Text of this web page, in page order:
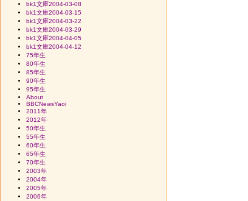
bk1文庫2004-03-08
bk1文庫2004-03-15
bk1文庫2004-03-22
bk1文庫2004-03-29
bk1文庫2004-04-05
bk1文庫2004-04-12
75年生
80年生
85年生
90年生
95年生
About
BBCNewsYaoi
2011年
2012年
50年生
55年生
60年生
65年生
70年生
2003年
2004年
2005年
2006年